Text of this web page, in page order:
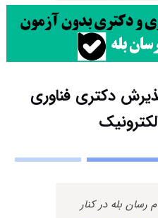
دکتری ﻓﻨﺎوری
رسان بله در کنار